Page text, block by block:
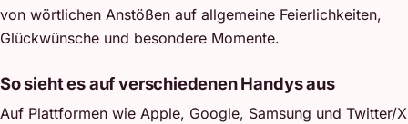
von wörtlichen Anstößen auf allgemeine Feierlichkeiten,
Glückwünsche und besondere Momente.
So sieht es auf verschiedenen Handys aus
Auf Plattformen wie Apple, Google, Samsung und Twitter/X